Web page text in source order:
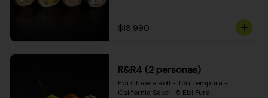
ciboulette) 10 (Pollo teriyaki - palta -
envuelto en queso crema)
$18.990
R&R4 (2 personas)
Ebi Cheese Roll - Tori Tempura -
California Sake - 5 Ebi Furai